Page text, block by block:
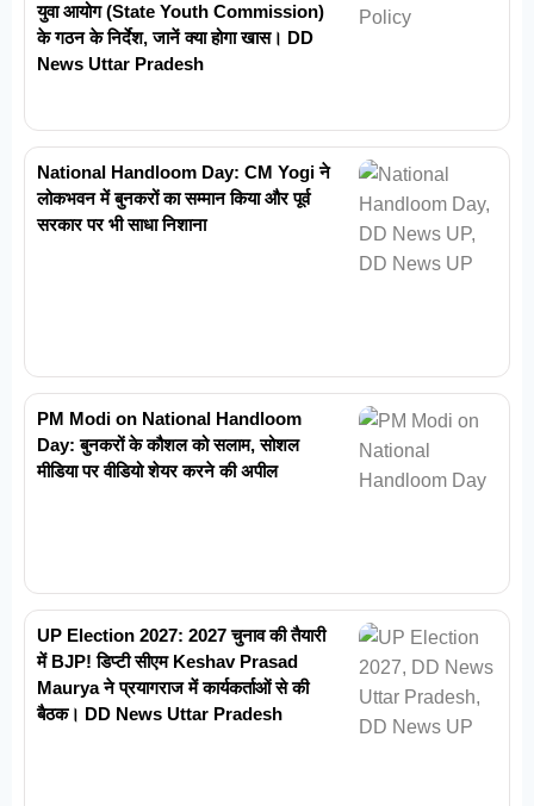
युवा आयोग (State Youth Commission)
के गठन के निर्देश, जानें क्या होगा खास। DD
News Uttar Pradesh
National Handloom Day: CM Yogi ने
लोकभवन में बुनकरों का सम्मान किया और पूर्व
सरकार पर भी साधा निशाना
PM Modi on National Handloom
Day: बुनकरों के कौशल को सलाम, सोशल
मीडिया पर वीडियो शेयर करने की अपील
UP Election 2027: 2027 चुनाव की तैयारी
में BJP! डिप्टी सीएम Keshav Prasad
Maurya ने प्रयागराज में कार्यकर्ताओं से की
बैठक। DD News Uttar Pradesh